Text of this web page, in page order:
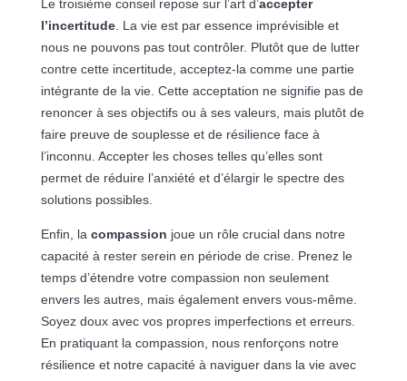
Le troisième conseil repose sur l’art d’accepter
l’incertitude. La vie est par essence imprévisible et
nous ne pouvons pas tout contrôler. Plutôt que de lutter
contre cette incertitude, acceptez-la comme une partie
intégrante de la vie. Cette acceptation ne signifie pas de
renoncer à ses objectifs ou à ses valeurs, mais plutôt de
faire preuve de souplesse et de résilience face à
l’inconnu. Accepter les choses telles qu’elles sont
permet de réduire l’anxiété et d’élargir le spectre des
solutions possibles.
Enfin, la compassion joue un rôle crucial dans notre
capacité à rester serein en période de crise. Prenez le
temps d’étendre votre compassion non seulement
envers les autres, mais également envers vous-même.
Soyez doux avec vos propres imperfections et erreurs.
En pratiquant la compassion, nous renforçons notre
résilience et notre capacité à naviguer dans la vie avec